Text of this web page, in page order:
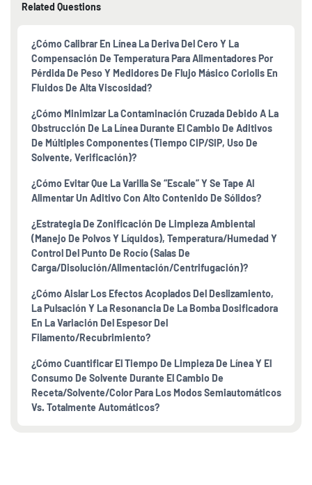
Related Questions
¿Cómo Calibrar En Línea La Deriva Del Cero Y La
Compensación De Temperatura Para Alimentadores Por
Pérdida De Peso Y Medidores De Flujo Másico Coriolis En
Fluidos De Alta Viscosidad?
¿Cómo Minimizar La Contaminación Cruzada Debido A La
Obstrucción De La Línea Durante El Cambio De Aditivos
De Múltiples Componentes (tiempo CIP/SIP, Uso De
Solvente, Verificación)?
¿Cómo Evitar Que La Varilla Se “escale” Y Se Tape Al
Alimentar Un Aditivo Con Alto Contenido De Sólidos?
¿Estrategia De Zonificación De Limpieza Ambiental
(manejo De Polvos Y Líquidos), Temperatura/humedad Y
Control Del Punto De Rocío (salas De
Carga/disolución/alimentación/centrifugación)?
¿Cómo Aislar Los Efectos Acoplados Del Deslizamiento,
La Pulsación Y La Resonancia De La Bomba Dosificadora
En La Variación Del Espesor Del
Filamento/recubrimiento?
¿Cómo Cuantificar El Tiempo De Limpieza De Línea Y El
Consumo De Solvente Durante El Cambio De
Receta/solvente/color Para Los Modos Semiautomáticos
Vs. Totalmente Automáticos?